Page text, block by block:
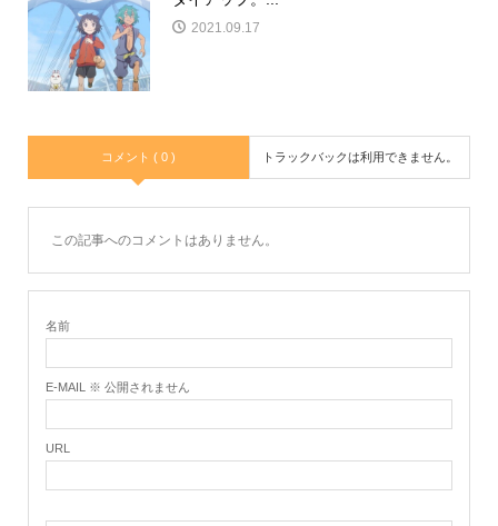
2021.09.17
コメント ( 0 ) トラックバックは利用できません。
この記事へのコメントはありません。
名前
E-MAIL ※ 公開されません
URL